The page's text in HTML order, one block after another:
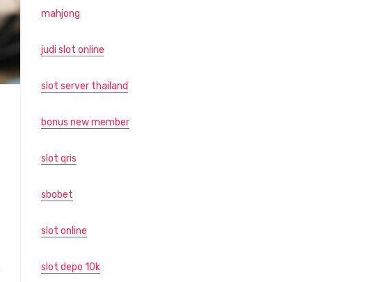
mahjong
judi slot online
slot server thailand
bonus new member
slot qris
sbobet
slot online
slot depo 10k